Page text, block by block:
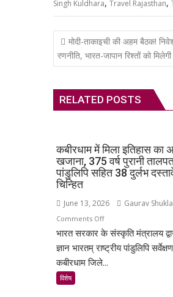
Singh Kuldhara, Travel Rajasthan,
Post
navigation
मोदी-ताकाइची की अहम बैठक!
रणनीति, भारत-जापान रिश्तों को
RELATED POSTS
कबीरधाम में मिला इतिहास का
खजाना, 375 वर्ष पुरानी
पांडुलिपि सहित 38 दुर्लभ
चिन्हित
June 13, 2026 Gaurav Shukla
Comments Offon
कबीरधाम
में
भारत सरकार के संस्कृति मंत्रालय
ज्ञान भारतम् राष्ट्रीय पांडुलिपि
कबीरधाम जिले...
विशेष